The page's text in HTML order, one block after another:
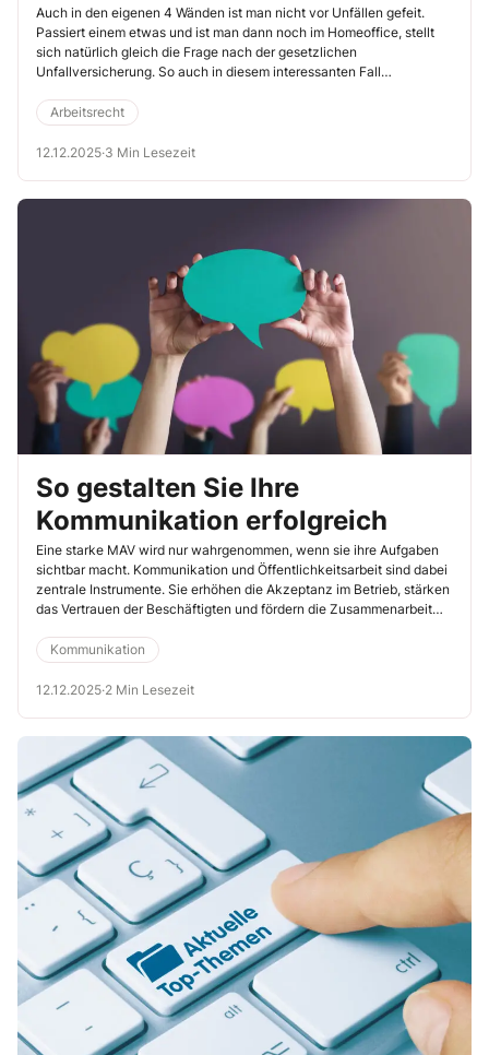
Auch in den eigenen 4 Wänden ist man nicht vor Unfällen gefeit.
Passiert einem etwas und ist man dann noch im Homeoffice, stellt
sich natürlich gleich die Frage nach der gesetzlichen
Unfallversicherung. So auch in diesem interessanten Fall
47/23).
Arbeitsrecht
12.12.2025·3 Min Lesezeit
So gestalten Sie Ihre
Kommunikation erfolgreich
Eine starke MAV wird nur wahrgenommen, wenn sie ihre Aufgaben
sichtbar macht. Kommunikation und Öffentlichkeitsarbeit sind dabei
zentrale Instrumente. Sie erhöhen die Akzeptanz im Betrieb, stärken
das Vertrauen der Beschäftigten und fördern die Zusammenarbeit
Kommunikation
12.12.2025·2 Min Lesezeit